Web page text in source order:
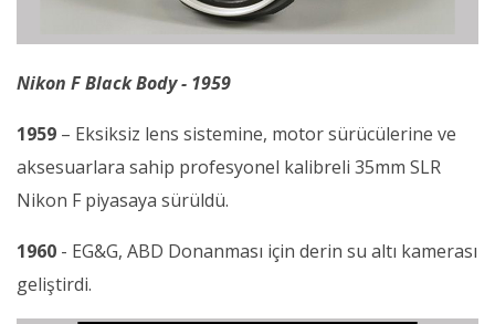
Nikon F Black Body - 1959
1959 – Eksiksiz lens sistemine, motor sürücülerine ve
aksesuarlara sahip profesyonel kalibreli 35mm SLR
Nikon F piyasaya sürüldü.
1960 - EG&G, ABD Donanması için derin su altı kamerası
geliştirdi.